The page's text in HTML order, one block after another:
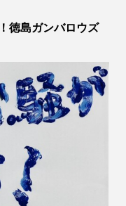
徳島ガンバロウズ